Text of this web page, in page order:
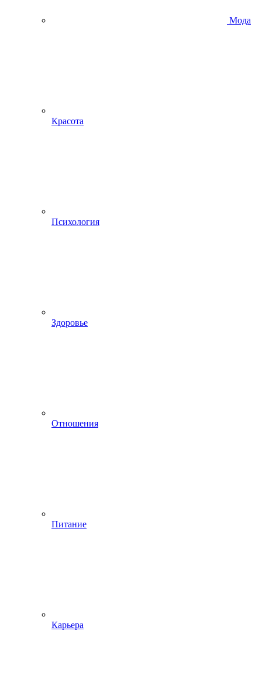
Мода
Красота
Психология
Здоровье
Отношения
Питание
Карьера